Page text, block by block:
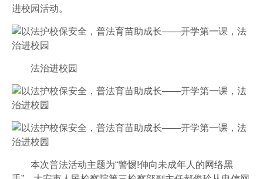
进校园活动。
法治进校园
本次普法活动主题为“警惕!伸向未成年人的网络黑